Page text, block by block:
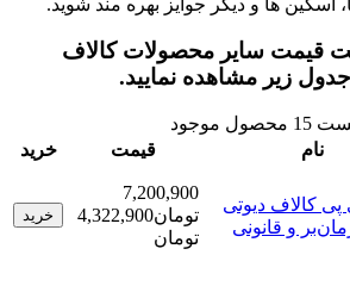
سایر محصولات کالاف
مشاهده نمایید.
موجود
خرید
دیوتی
7,200,900
تومان4,322,900
تومان
خرید